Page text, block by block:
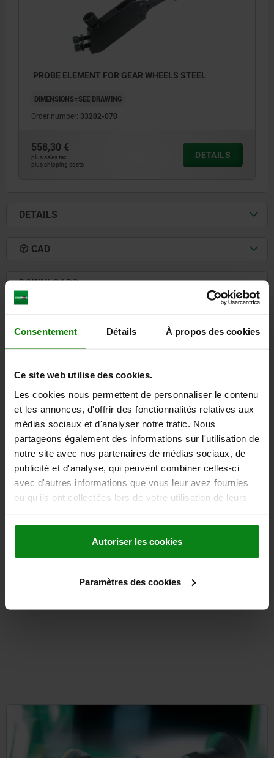
Consentement Détails À propos des cookies
Ce site web utilise des cookies.
Les cookies nous permettent de personnaliser le contenu
et les annonces, d'offrir des fonctionnalités relatives aux
médias sociaux et d'analyser notre trafic. Nous
partageons également des informations sur l'utilisation de
notre site avec nos partenaires de médias sociaux, de
publicité et d'analyse, qui peuvent combiner celles-ci
avec d'autres informations que vous leur avez fournies
ou qu'ils ont collectées lors de votre utilisation de leurs
Autoriser les cookies
Paramètres des cookies
PROBE ELEMENT FOR GEAR WHEELS STEEL
DIMENSIONS=SEE DRAWING
Order number: 33202-070
558,30 €
plus sales tax
plus shipping costs
DETAILS
DETAILS
CAD
DOWNLOADS
duplex, 3/4" x 7/16" DIN ISO 606, ready to
DETAILS
install